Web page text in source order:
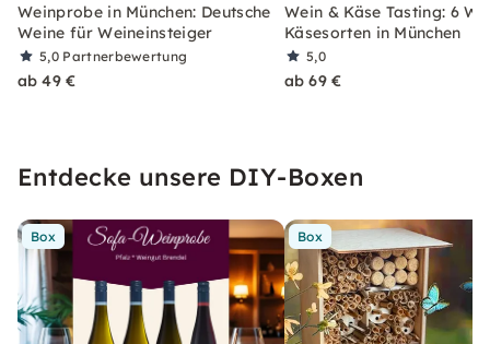
Weinprobe in München: Deutsche
Weine für Weineinsteiger
5,0 Partnerbewertung
ab 49 €
Wein & Käse Tasting: 6
Käsesorten in München
5,0
ab 69 €
Entdecke unsere DIY-Boxen
Box Box